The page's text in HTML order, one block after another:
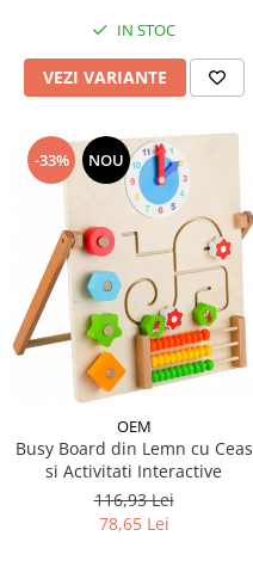
IN STOC
VEZI VARIANTE
-33% NOU
OEM
Busy Board din Lemn cu Ceas
si Activitati Interactive
116,93 Lei
78,65 Lei